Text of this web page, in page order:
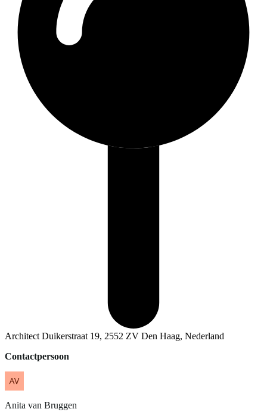
Architect Duikerstraat 19, 2552 ZV Den Haag, Nederland
Contactpersoon
Anita van Bruggen